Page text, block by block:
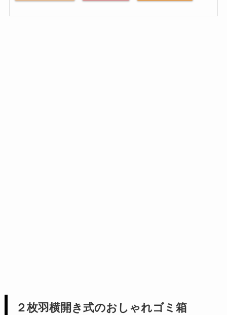
２枚羽横開き式のおしゃれゴミ箱